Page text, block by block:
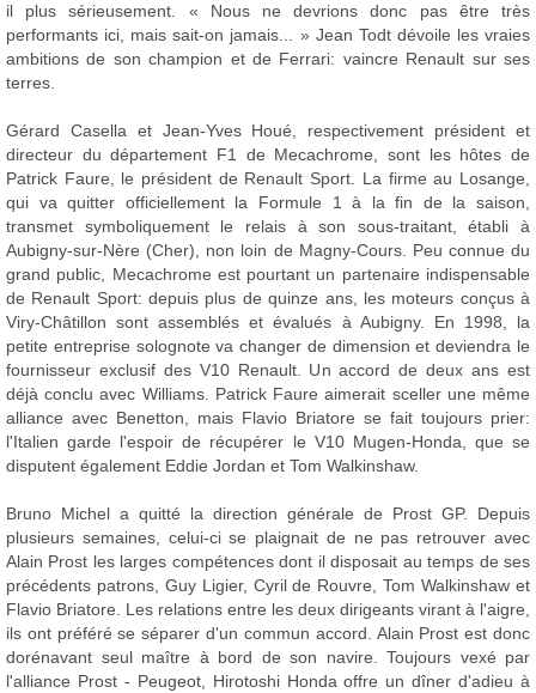
il plus sérieusement. « Nous ne devrions donc pas être très
performants ici, mais sait-on jamais... » Jean Todt dévoile les vraies
ambitions de son champion et de Ferrari: vaincre Renault sur ses
terres.
Gérard Casella et Jean-Yves Houé, respectivement président et
directeur du département F1 de Mecachrome, sont les hôtes de
Patrick Faure, le président de Renault Sport. La firme au Losange,
qui va quitter officiellement la Formule 1 à la fin de la saison,
transmet symboliquement le relais à son sous-traitant, établi à
Aubigny-sur-Nère (Cher), non loin de Magny-Cours. Peu connue du
grand public, Mecachrome est pourtant un partenaire indispensable
de Renault Sport: depuis plus de quinze ans, les moteurs conçus à
Viry-Châtillon sont assemblés et évalués à Aubigny. En 1998, la
petite entreprise solognote va changer de dimension et deviendra le
fournisseur exclusif des V10 Renault. Un accord de deux ans est
déjà conclu avec Williams. Patrick Faure aimerait sceller une même
alliance avec Benetton, mais Flavio Briatore se fait toujours prier:
l'Italien garde l'espoir de récupérer le V10 Mugen-Honda, que se
disputent également Eddie Jordan et Tom Walkinshaw.
Bruno Michel a quitté la direction générale de Prost GP. Depuis
plusieurs semaines, celui-ci se plaignait de ne pas retrouver avec
Alain Prost les larges compétences dont il disposait au temps de ses
précédents patrons, Guy Ligier, Cyril de Rouvre, Tom Walkinshaw et
Flavio Briatore. Les relations entre les deux dirigeants virant à l'aigre,
ils ont préféré se séparer d'un commun accord. Alain Prost est donc
dorénavant seul maître à bord de son navire. Toujours vexé par
l'alliance Prost - Peugeot, Hirotoshi Honda offre un dîner d'adieu à